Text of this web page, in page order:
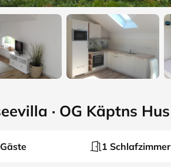
· OG Käptns Hus
1 Schlafzimmer